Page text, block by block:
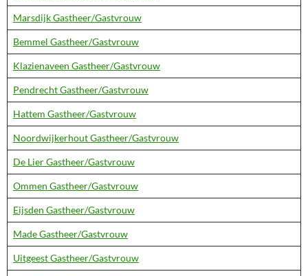
Marsdijk Gastheer/Gastvrouw
Bemmel Gastheer/Gastvrouw
Klazienaveen Gastheer/Gastvrouw
Pendrecht Gastheer/Gastvrouw
Hattem Gastheer/Gastvrouw
Noordwijkerhout Gastheer/Gastvrouw
De Lier Gastheer/Gastvrouw
Ommen Gastheer/Gastvrouw
Eijsden Gastheer/Gastvrouw
Made Gastheer/Gastvrouw
Uitgeest Gastheer/Gastvrouw